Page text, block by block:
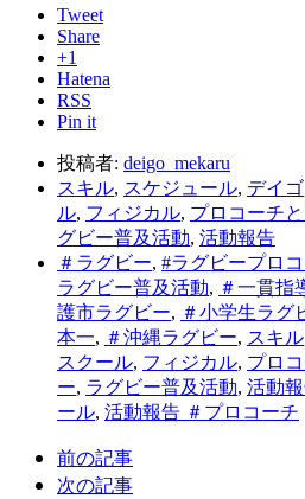
Tweet
Share
+1
Hatena
RSS
Pin it
投稿者: deigo_mekaru
スキル, スケジュール, デイゴ
ル, フィジカル, プロコーチ
グビー普及活動, 活動報告
＃ラグビー, #ラグビープロ
ラグビー普及活動, ＃一貫指
護市ラグビー, ＃小学生ラグ
本一, ＃沖縄ラグビー, スキル
スクール, フィジカル, プロ
ー, ラグビー普及活動, 活動
ール, 活動報告 ＃プロコーチ
前の記事
次の記事